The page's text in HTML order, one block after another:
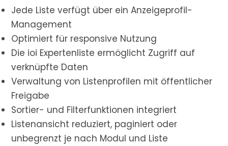
Jede Liste verfügt über ein Anzeigeprofil-
Management
Optimiert für responsive Nutzung
Die ioi Expertenliste ermöglicht Zugriff auf
verknüpfte Daten
Verwaltung von Listenprofilen mit öffentlicher
Freigabe
Sortier- und Filterfunktionen integriert
Listenansicht reduziert, paginiert oder
unbegrenzt je nach Modul und Liste